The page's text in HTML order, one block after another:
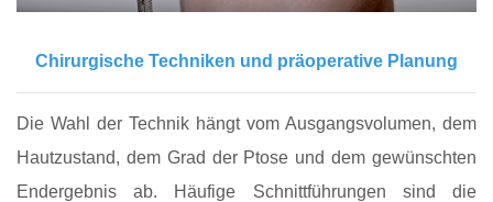
Chirurgische Techniken und präoperative Planung
Die Wahl der Technik hängt vom Ausgangsvolumen, dem
Hautzustand, dem Grad der Ptose und dem gewünschten
Endergebnis ab. Häufige Schnittführungen sind die